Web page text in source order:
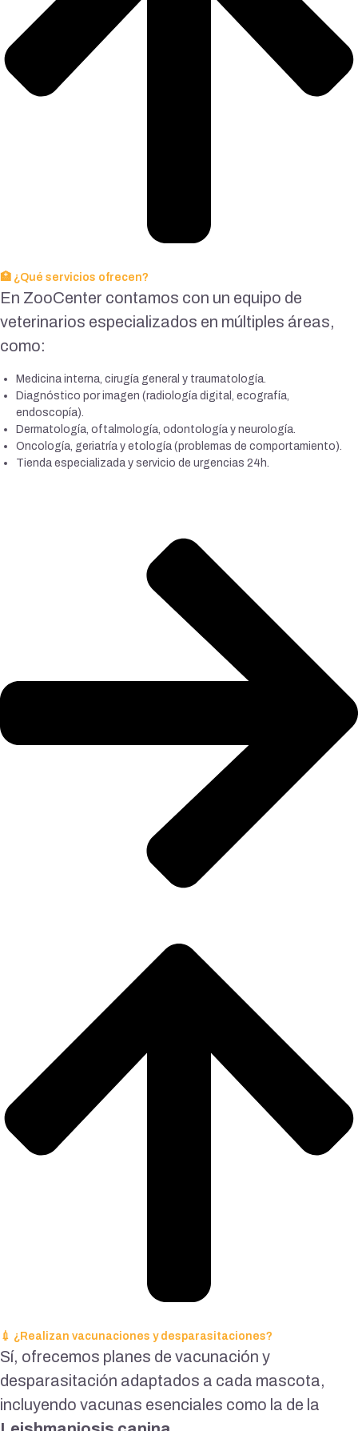
🏥 ¿Qué servicios ofrecen?
En ZooCenter contamos con un equipo de
veterinarios especializados en múltiples áreas,
como:
Medicina interna, cirugía general y traumatología.
Diagnóstico por imagen (radiología digital, ecografía,
endoscopía).
Dermatología, oftalmología, odontología y neurología.
Oncología, geriatría y etología (problemas de comportamiento).
Tienda especializada y servicio de urgencias 24h.
💉 ¿Realizan vacunaciones y desparasitaciones?
Sí, ofrecemos planes de vacunación y
desparasitación adaptados a cada mascota,
incluyendo vacunas esenciales como la de la